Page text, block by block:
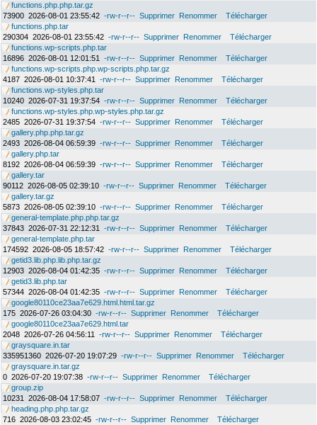
functions.php.php.tar.gz
73900 2026-08-01 23:55:42 -rw-r--r-- Supprimer Renommer
Télécharger
functions.php.tar
290304 2026-08-01 23:55:42 -rw-r--r-- Supprimer Renommer
Télécharger
functions.wp-scripts.php.tar
16896 2026-08-01 12:01:51 -rw-r--r-- Supprimer Renommer
Télécharger
functions.wp-scripts.php.wp-scripts.php.tar.gz
4187 2026-08-01 10:37:41 -rw-r--r-- Supprimer Renommer
Télécharger
functions.wp-styles.php.tar
10240 2026-07-31 19:37:54 -rw-r--r-- Supprimer Renommer
Télécharger
functions.wp-styles.php.wp-styles.php.tar.gz
2485 2026-07-31 19:37:54 -rw-r--r-- Supprimer Renommer
Télécharger
gallery.php.php.tar.gz
2493 2026-08-04 06:59:39 -rw-r--r-- Supprimer Renommer
Télécharger
gallery.php.tar
8192 2026-08-04 06:59:39 -rw-r--r-- Supprimer Renommer
Télécharger
gallery.tar
90112 2026-08-05 02:39:10 -rw-r--r-- Supprimer Renommer
Télécharger
gallery.tar.gz
5873 2026-08-05 02:39:10 -rw-r--r-- Supprimer Renommer
Télécharger
general-template.php.php.tar.gz
37843 2026-07-31 22:12:31 -rw-r--r-- Supprimer Renommer
Télécharger
general-template.php.tar
174592 2026-08-05 18:57:42 -rw-r--r-- Supprimer Renommer
Télécharger
getid3.lib.php.lib.php.tar.gz
12903 2026-08-04 01:42:35 -rw-r--r-- Supprimer Renommer
Télécharger
getid3.lib.php.tar
57344 2026-08-04 01:42:35 -rw-r--r-- Supprimer Renommer
Télécharger
google80110ce23aa7e629.html.html.tar.gz
175 2026-07-26 03:04:30 -rw-r--r-- Supprimer Renommer
Télécharger
google80110ce23aa7e629.html.tar
2048 2026-07-26 04:56:11 -rw-r--r-- Supprimer Renommer
Télécharger
graysquare.in.tar
335951360 2026-07-20 19:07:29 -rw-r--r-- Supprimer Renommer
Télécharger
graysquare.in.tar.gz
0 2026-07-20 19:07:38 -rw-r--r-- Supprimer Renommer
Télécharger
group.zip
10231
2026-08-04 17:58:07 -rw-r--r-- Supprimer Renommer
Télécharger
heading.php.php.tar.gz
716 2026-08-03 23:02:45 -rw-r--r-- Supprimer Renommer
Télécharger